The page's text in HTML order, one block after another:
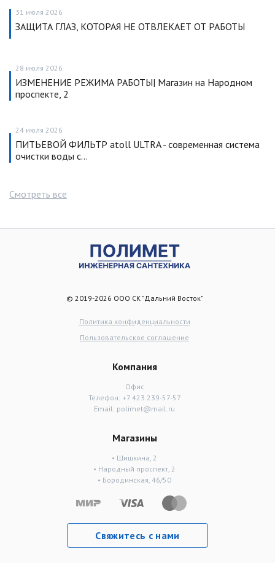
31 июля 2026
ЗАЩИТА ГЛАЗ, КОТОРАЯ НЕ ОТВЛЕКАЕТ ОТ РАБОТЫ
28 июля 2026
ИЗМЕНЕНИЕ РЕЖИМА РАБОТЫ| Магазин на Народном
проспекте, 2
24 июля 2026
ПИТЬЕВОЙ ФИЛЬТР atoll ULTRA - современная система
очистки воды с…
Смотреть все
© 2019-2026 ООО СК "Дальний Восток"
Политика конфиденциальности
Пользовательское соглашение
Компания
Офис
Телефон: +7 423 239-57-57
Email: polimet@mail.ru
Магазины
• Шишкина, 2
• Народный проспект, 2
• Бородинская, 46/50
Свяжитесь с нами